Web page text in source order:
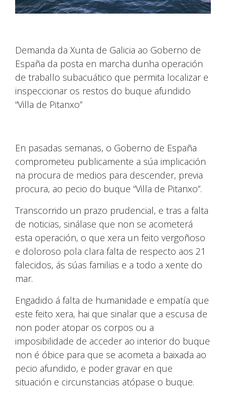
Demanda da Xunta de Galicia ao Goberno de
España da posta en marcha dunha operación
de traballo subacuático que permita localizar e
inspeccionar os restos do buque afundido
“Villa de Pitanxo”
En pasadas semanas, o Goberno de España
comprometeu publicamente a súa implicación
na procura de medios para descender, previa
procura, ao pecio do buque “Villa de Pitanxo”.
Transcorrido un prazo prudencial, e tras a falta
de noticias, sinálase que non se acometerá
esta operación, o que xera un feito vergoñoso
e doloroso pola clara falta de respecto aos 21
falecidos, ás súas familias e a todo a xente do
mar.
Engadido á falta de humanidade e empatía que
este feito xera, hai que sinalar que a escusa de
non poder atopar os corpos ou a
imposibilidade de acceder ao interior do buque
non é óbice para que se acometa a baixada ao
pecio afundido, e poder gravar en que
situación e circunstancias atópase o buque.